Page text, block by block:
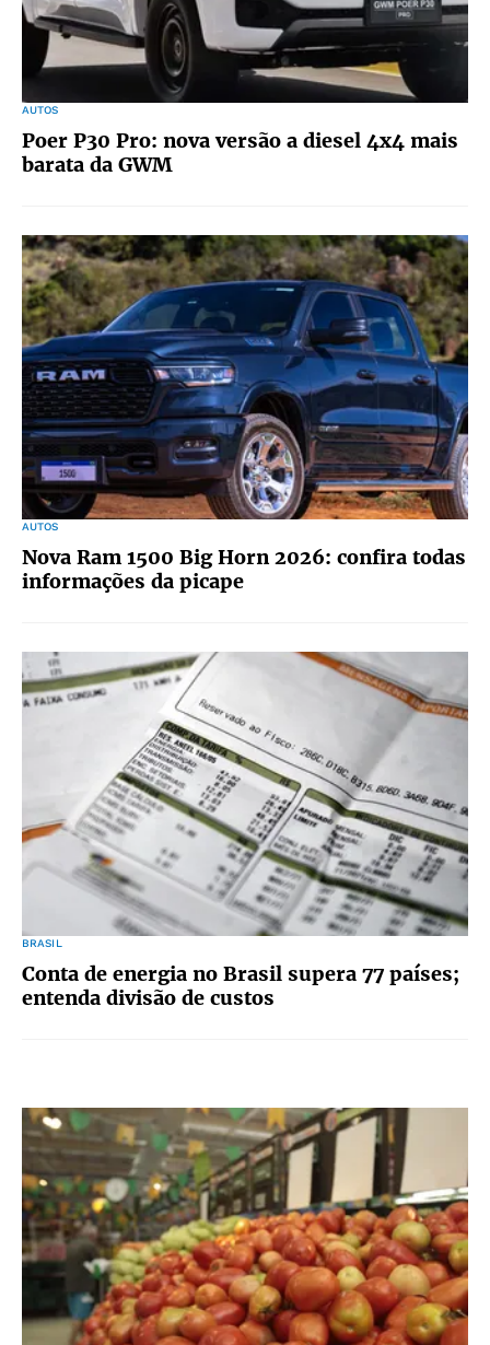
AUTOS
Poer P30 Pro: nova versão a diesel 4x4 mais
barata da GWM
AUTOS
Nova Ram 1500 Big Horn 2026: confira todas
informações da picape
BRASIL
Conta de energia no Brasil supera 77 países;
entenda divisão de custos